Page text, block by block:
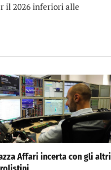
il 2026 inferiori alle
Affari incerta con gli altri